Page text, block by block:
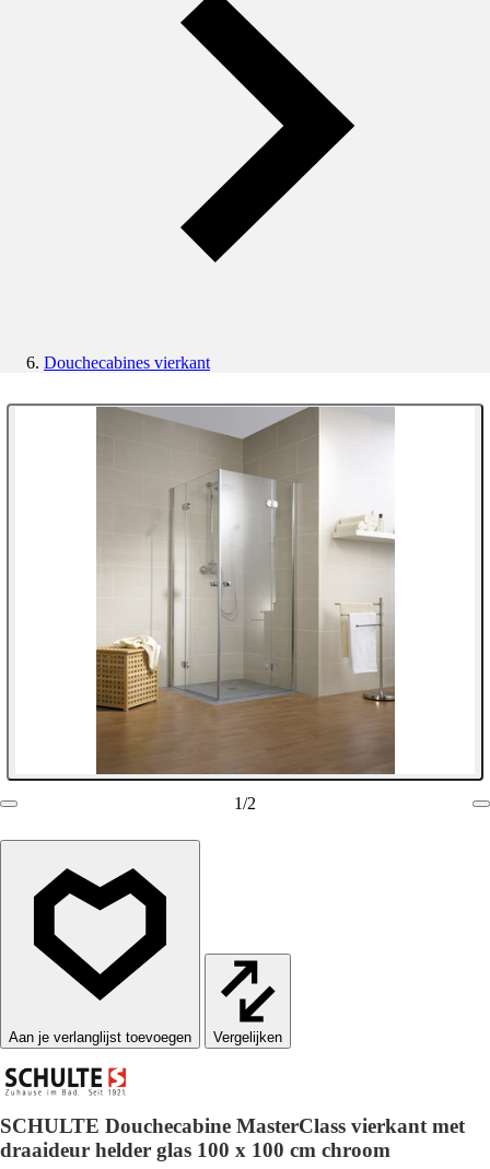
Douchecabines vierkant
1/2
Vergelijken
SCHULTE Douchecabine MasterClass vierkant met
draaideur helder glas 100 x 100 cm chroom